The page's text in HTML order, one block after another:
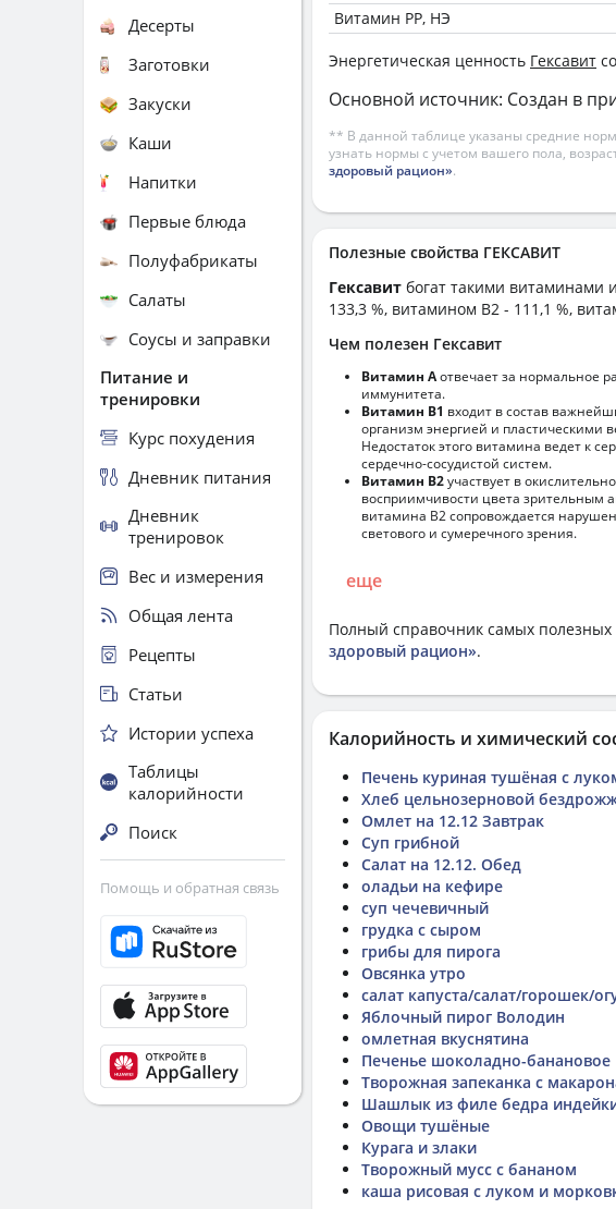
Витамин РР, НЭ
Энергетическая ценность Гексавит
Основной источник: Создан в
** В данной таблице указаны средние
узнать нормы с учетом вашего пола,
здоровый рацион».
Полезные свойства ГЕКСАВИТ
Гексавит богат такими витаминами
133,3 %, витамином B2 - 111,1 %,
Чем полезен Гексавит
Витамин Аотвечает за нормальное
иммунитета.
Витамин В1 входит в состав
организм энергией и пластическими
Недостаток этого витамина ведет к
сердечно-сосудистой систем.
Витамин В2участвует в
восприимчивости цвета зрительным
витамина В2 сопровождается
светового и сумеречного зрения.
еще
Полный справочник самых
здоровый рацион».
Калорийность и химический
Печень куриная тушёная с
Хлеб цельнозерновой
Омлет на 12.12 Завтрак
Суп грибной
Салат на 12.12. Обед
оладьи на кефире
суп чечевичный
грудка с сыром
грибы для пирога
Овсянка утро
салат капуста/салат/горошек/
Яблочный пирог Володин
омлетная вкуснятина
Печенье шоколадно-банановое
Творожная запеканка с
Шашлык из филе бедра
Овощи тушёные
Курага и злаки
Творожный мусс с бананом
каша рисовая с луком и
Десерты
Заготовки
Закуски
Каши
Напитки
Первые блюда
Полуфабрикаты
Салаты
Соусы и заправки
Питание и
тренировки
Курс похудения
Дневник питания
Дневник
тренировок
Вес и измерения
Общая лента
Рецепты
Статьи
Истории успеха
Таблицы
калорийности
Поиск
Помощь и обратная связь